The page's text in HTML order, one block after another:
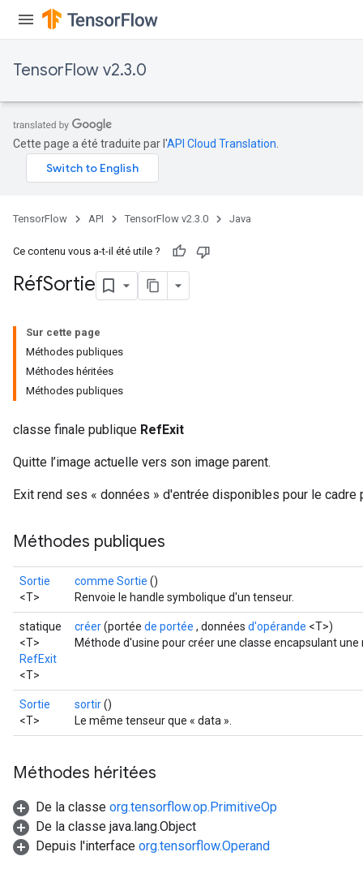
TensorFlow v2.3.0
Cette page a été traduite par l'API Cloud Translation
TensorFlow API TensorFlow v2.3.0 Java
Ce contenu vous a-t-il été utile ?
RéfSortie
Sur cette page
Méthodes publiques
Méthodes héritées
Méthodes publiques
classe finale publique RefExit
Quitte l’image actuelle vers son image parent.
Exit rend ses « données » d'entrée disponibles pour le cadre
Méthodes publiques
Sortie
<T>
comme Sortie ()
Renvoie le handle symbolique d'un tenseur.
statique
<T>
RefExit
<T>
créer(portée de portée , données d'opérande <T>)
Méthode d'usine pour créer une classe encapsulant
Sortie
<T>
sortir()
Le même tenseur que « data ».
Méthodes héritées
De la classe org.tensorflow.op.PrimitiveOp
De la classe java.lang.Object
Depuis l'interface org.tensorflow.Operand